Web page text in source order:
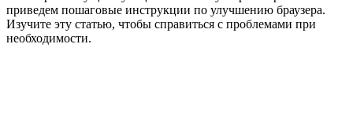
приведем пошаговые инструкции по улучшению браузера.
Изучите эту статью, чтобы справиться с проблемами при
необходимости.